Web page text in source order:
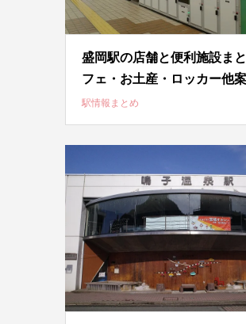
盛岡駅の店舗と便利施設ま
フェ・お土産・ロッカー他
駅情報まとめ